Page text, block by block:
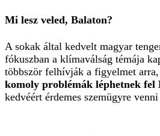
Mi lesz veled, Balaton?
A sokak által kedvelt magyar
fókuszban a klímaválság témája
többször felhívják a figyelmet
komoly problémák léphetnek fel
kedvéért érdemes szemügyre